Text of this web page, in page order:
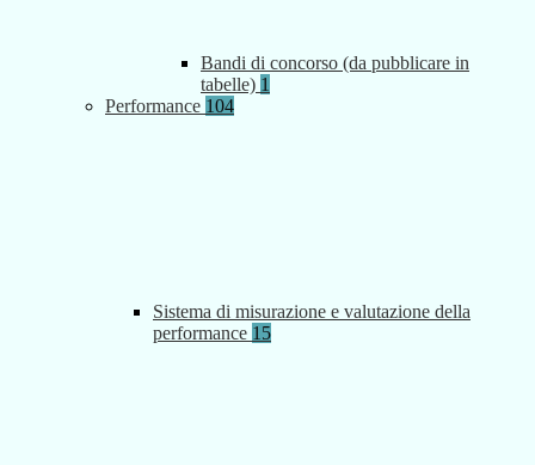
Bandi di concorso (da pubblicare in
tabelle) 1
Performance 104
Sistema di misurazione e valutazione della
performance 15